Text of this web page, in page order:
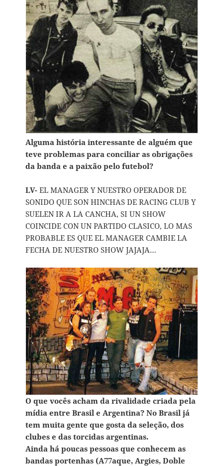
Alguma história interessante de alguém que
teve problemas para conciliar as obrigações
da banda e a paixão pelo futebol?
LV-EL MANAGER Y NUESTRO OPERADOR DE
SONIDO QUE SON HINCHAS DE RACING CLUB Y
SUELEN IR A LA CANCHA, SI UN SHOW
COINCIDE CON UN PARTIDO CLASICO, LO MAS
PROBABLE ES QUE EL MANAGER CAMBIE LA
FECHA DE NUESTRO SHOW JAJAJA…
O que vocês acham da rivalidade criada pela
mídia entre Brasil e Argentina? No Brasil já
tem muita gente que gosta da seleção, dos
clubes e das torcidas argentinas.
Ainda há poucas pessoas que conhecem as
bandas portenhas (A77aque, Argies, Doble